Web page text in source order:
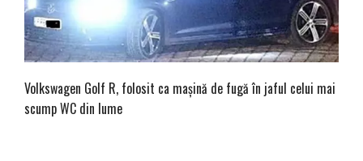
Volkswagen Golf R, folosit ca mașină de fugă în jaful celui mai
scump WC din lume